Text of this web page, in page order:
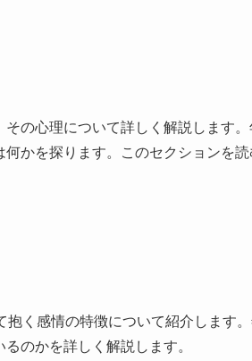
の心理について詳しく解説します
かを探ります。このセクションを
く感情の特徴について紹介します
のかを詳しく解説します。